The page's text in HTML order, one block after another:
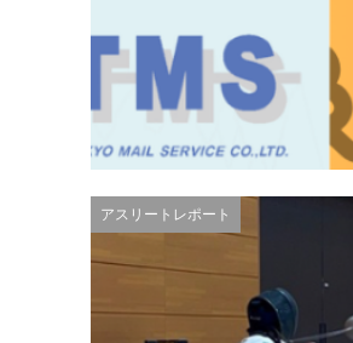
アスリートレポート